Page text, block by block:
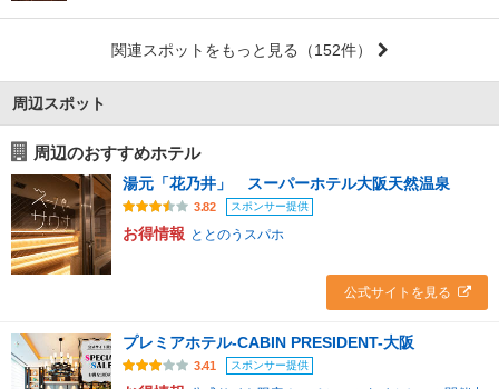
関連スポットをもっと見る （152件）
周辺スポット
周辺のおすすめホテル
湯元「花乃井」 スーパーホテル大阪天然温泉
3.82 スポンサー提供
お得情報 ととのうスパホ
公式サイトを見る
プレミアホテル-CABIN PRESIDENT-大阪
3.41 スポンサー提供